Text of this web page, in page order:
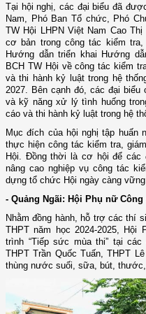
Tại hội nghị, các đại biểu đã
Nam, Phó Ban Tổ chức, Phó
TW Hội LHPN Việt Nam Cao
cơ bản trong công tác kiểm
Hướng dẫn triển khai Hướng
BCH TW Hội về công tác kiểm
và thi hành kỷ luật trong hệ
2027. Bên cạnh đó, các đại
và kỹ năng xử lý tình huống
cáo và thi hành kỷ luật trong hệ
Mục đích của hội nghị tập huấn
thực hiện công tác kiểm tra,
Hội. Đồng thời là cơ hội để các
nâng cao nghiệp vụ công tác
dựng tổ chức Hội ngày càng
- Quảng Ngãi: Hội Phụ nữ
Nhằm đồng hành, hỗ trợ các thí
THPT năm học 2024-2025,
trình “Tiếp sức mùa thi” tại các
THPT Trần Quốc Tuấn, THPT
thùng nước suối, sữa, bút, thước,